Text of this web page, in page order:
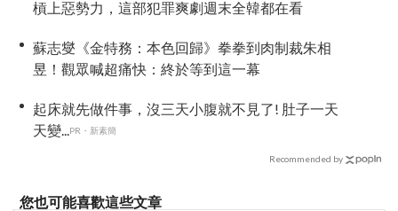
槓上惡勢力，這部犯罪爽劇週末全韓都在看
蘇志燮《金特務：本色回歸》拳拳到肉制裁朱相
昱！觀眾喊超痛快：終於等到這一幕
起床就先做件事，沒三天小腹就不見了! 肚子一天
天變...
PR・新素簡
Recommended by
您也可能喜歡這些文章